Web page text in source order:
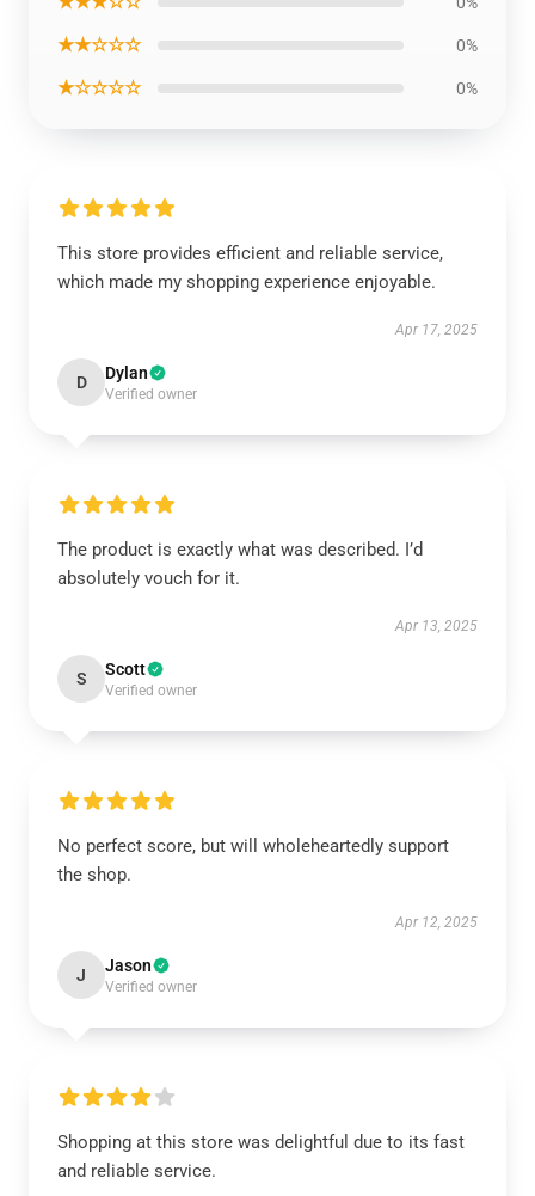
★★☆☆☆ 0%
★☆☆☆☆ 0%
This store provides efficient and reliable service,
which made my shopping experience enjoyable.
Apr 17, 2025
D Dylan
Verified owner
The product is exactly what was described. I’d
absolutely vouch for it.
Apr 13, 2025
S Scott
Verified owner
No perfect score, but will wholeheartedly support
the shop.
Apr 12, 2025
J Jason
Verified owner
Shopping at this store was delightful due to its fast
and reliable service.